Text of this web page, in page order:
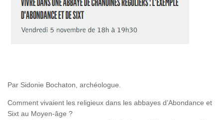
Par Sidonie Bochaton, archéologue.
Comment vivaient les religieux dans les abbayes d’Abondance et
Sixt au Moyen-âge ?